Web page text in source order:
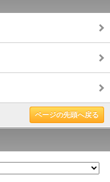
ページの先頭へ戻る